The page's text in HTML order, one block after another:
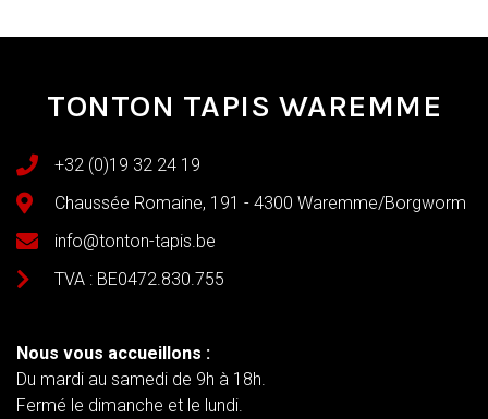
TONTON TAPIS WAREMME
+32 (0)19 32 24 19
Chaussée Romaine, 191 - 4300 Waremme/Borgworm
info@tonton-tapis.be
TVA : BE0472.830.755
Nous vous accueillons :
Du mardi au samedi de 9h à 18h.
Fermé le dimanche et le lundi.